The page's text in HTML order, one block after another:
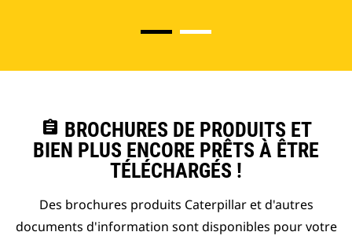
assignment BROCHURES DE PRODUITS ET
BIEN PLUS ENCORE PRÊTS À ÊTRE
TÉLÉCHARGÉS !
Des brochures produits Caterpillar et d'autres
documents d'information sont disponibles pour votre